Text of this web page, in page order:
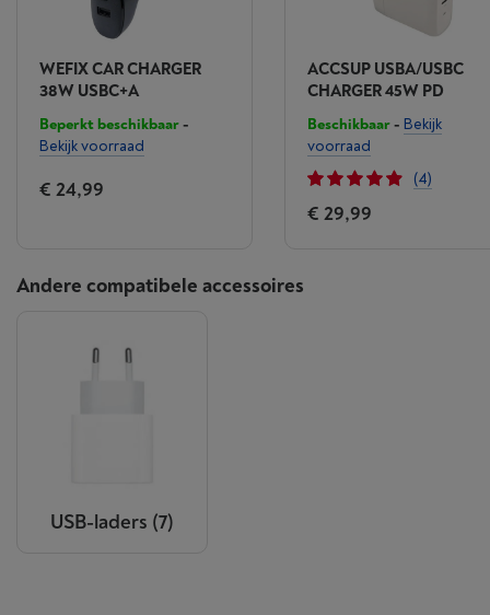
WEFIX CAR CHARGER
38W USBC+A
Beperkt beschikbaar-
Bekijk voorraad
€ 24,99
ACCSUP USBA/USBC
CHARGER 45W PD
Beschikbaar- Bekijk
voorraad
(4)
€ 29,99
Andere compatibele accessoires
USB-laders (7)